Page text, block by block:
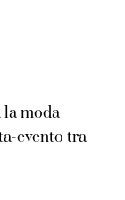
moda
evento tra